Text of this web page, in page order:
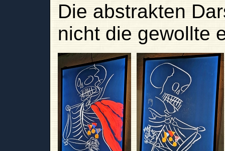
Die abstrakten
nicht die gewollte